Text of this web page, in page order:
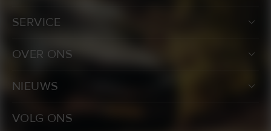
SERVICE
OVER ONS
NIEUWS
VOLG ONS